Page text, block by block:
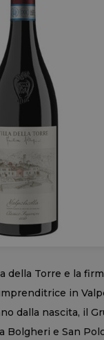
della Torre e la
in
dalla nascita, il
Bolgheri e San